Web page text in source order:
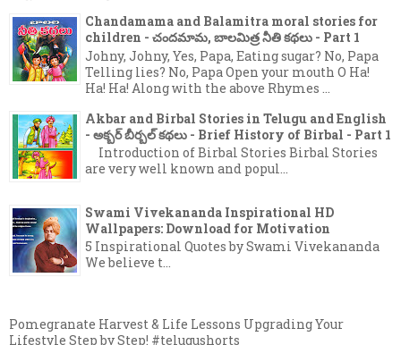
Chandamama and Balamitra moral stories for
children - చందమామ, బాలమిత్ర నీతి కథలు - Part 1
Johny, Johny, Yes, Papa, Eating sugar? No, Papa
Telling lies? No, Papa Open your mouth O Ha!
Ha! Ha! Along with the above Rhymes ...
Akbar and Birbal Stories in Telugu and English
- అక్బర్ బీర్బల్ కథలు - Brief History of Birbal - Part 1
Introduction of Birbal Stories Birbal Stories
are very well known and popul...
Swami Vivekananda Inspirational HD
Wallpapers: Download for Motivation
5 Inspirational Quotes by Swami Vivekananda
We believe t...
Pomegranate Harvest & Life Lessons Upgrading Your
Lifestyle Step by Step! #telugushorts